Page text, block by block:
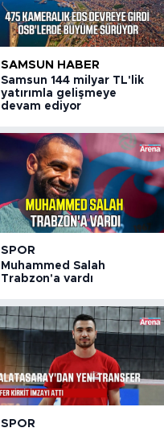
SAMSUN HABER
Samsun 144 milyar TL'lik
yatırımla gelişmeye
devam ediyor
SPOR
Muhammed Salah
Trabzon'a vardı
SPOR